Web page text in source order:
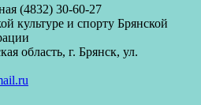
(4832) 30-60-27
культуре и спорту Брянской
область, г. Брянск, ул.